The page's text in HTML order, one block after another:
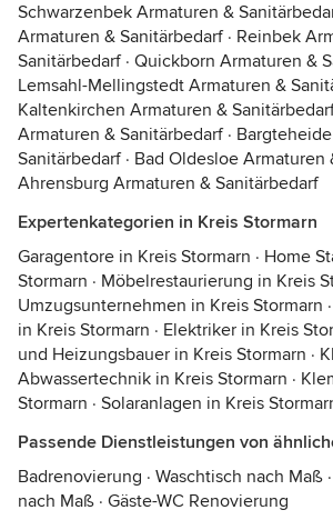
Schwarzenbek Armaturen &
Armaturen & Sanitärbedarf· Reinbek
Sanitärbedarf· Quickborn Armaturen &
Lemsahl-Mellingstedt Armaturen &
Kaltenkirchen Armaturen &
Armaturen & Sanitärbedarf·
Sanitärbedarf· Bad Oldesloe Armaturen
Ahrensburg Armaturen & Sanitärbedarf
Expertenkategorien in Kreis Stormarn
Garagentore in Kreis Stormarn · Home
Stormarn · Möbelrestaurierung in Kreis
Umzugsunternehmen in Kreis Stormarn ·
in Kreis Stormarn · Elektriker in Kreis
und Heizungsbauer in Kreis Stormarn ·
Abwassertechnik in Kreis Stormarn ·
Stormarn · Solaranlagen in Kreis
Passende Dienstleistungen von
Badrenovierung · Waschtisch nach Maß ·
nach Maß · Gäste-WC Renovierung